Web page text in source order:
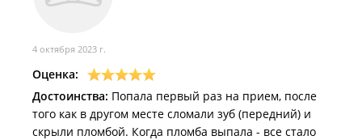
4 октября 2023 г.
Оценка:
Достоинства: Попала первый раз на прием, после
того как в другом месте сломали зуб (передний) и
скрыли пломбой. Когда пломба выпала - все стало